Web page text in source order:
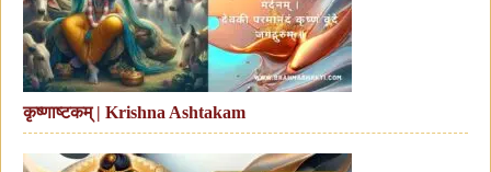
कृष्णाष्टकम् | Krishna Ashtakam